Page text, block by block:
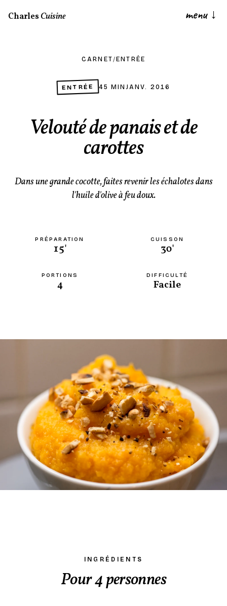
CharlesCuisine menu ↓
CARNET/ ENTRÉE
ENTRÉE 45 MIN JANV. 2016
Velouté de panais et de
carottes
Dans une grande cocotte, faites revenir les échalotes dans
l'huile d'olive à feu doux.
PRÉPARATION
15'
CUISSON
30'
PORTIONS
4
DIFFICULTÉ
Facile
INGRÉDIENTS
Pour 4 personnes